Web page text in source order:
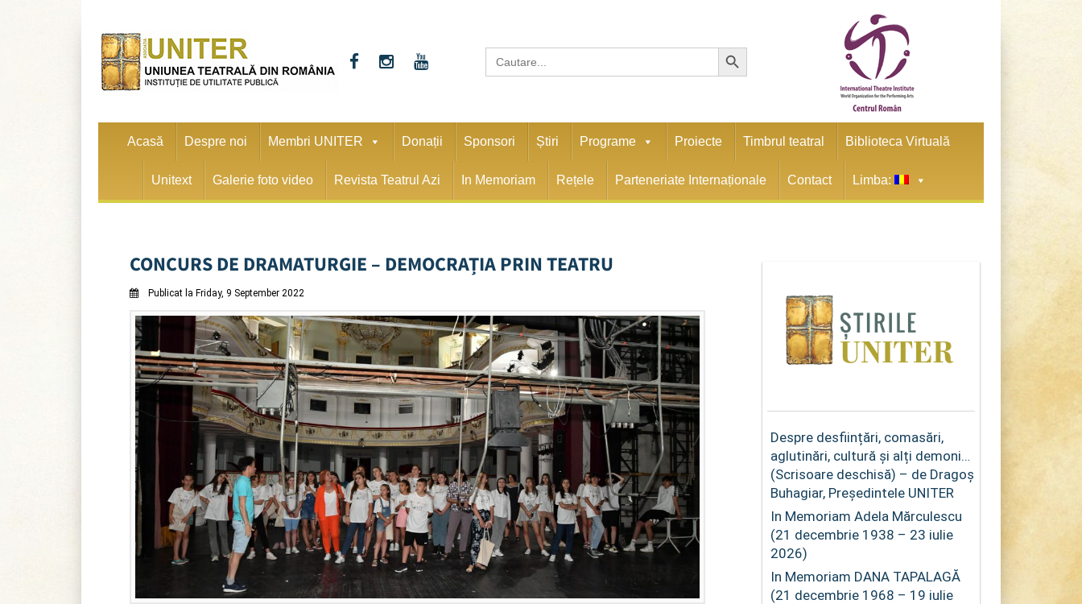
Search
for:
Search Button
Acasă Despre noi Membri UNITER Donații Sponsori Știri Programe Proiecte Timbrul teatral Biblioteca Virtuală
Unitext Galerie foto video Revista Teatrul Azi In Memoriam Rețele Parteneriate Internaționale Contact Limba:
CONCURS DE DRAMATURGIE – DEMOCRAȚIA PRIN TEATRU
Publicat la Friday, 9 September 2022
Despre desființări, comasări,
aglutinări, cultură și alți demoni…
(Scrisoare deschisă) – de Dragoș
Buhagiar, Președintele UNITER
In Memoriam Adela Mărculescu
(21 decembrie 1938 – 23 iulie
2026)
In Memoriam DANA TAPALAGĂ
(21 decembrie 1968 – 19 iulie